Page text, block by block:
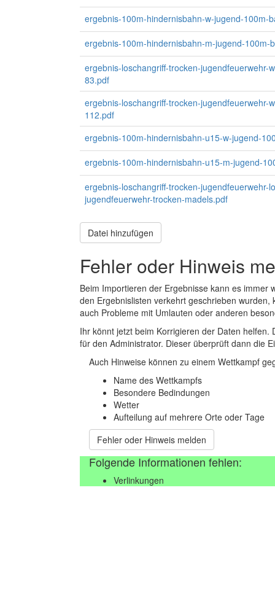
ergebnis-100m-hindernisbahn-w-jugend-100m-
ergebnis-100m-hindernisbahn-m-jugend-100m-
ergebnis-loschangriff-trocken-jugendfeuerwehr-
83.pdf
ergebnis-loschangriff-trocken-jugendfeuerwehr-
112.pdf
ergebnis-100m-hindernisbahn-u15-w-jugend-
ergebnis-100m-hindernisbahn-u15-m-jugend-
ergebnis-loschangriff-trocken-jugendfeuerwehr-
jugendfeuerwehr-trocken-madels.pdf
Datei hinzufügen
Fehler oder Hinweis
Beim Importieren der Ergebnisse kann es
den Ergebnislisten verkehrt geschrieben
auch Probleme mit Umlauten oder anderen
Ihr könnt jetzt beim Korrigieren der Daten
für den Administrator. Dieser überprüft dann die
Auch Hinweise können zu einem Wettkampf
Name des Wettkampfs
Besondere Bedindungen
Wetter
Aufteilung auf mehrere Orte oder Tage
Fehler oder Hinweis melden
Folgende Informationen fehlen:
Verlinkungen